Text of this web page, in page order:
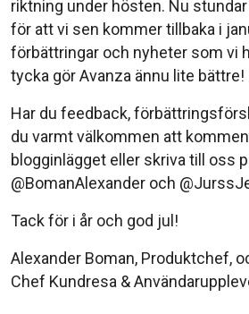
riktning under hösten. Nu
för att vi sen kommer tillbaka i
förbättringar och nyheter som vi
tycka gör Avanza ännu lite bättre!
Har du feedback,
du varmt välkommen att
blogginlägget eller skriva till oss
@BomanAlexander och
Tack för i år och god jul!
Alexander Boman, Produktchef,
Chef Kundresa &